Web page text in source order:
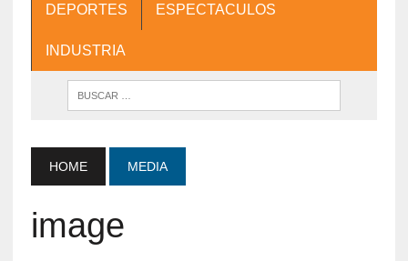
DEPORTES ESPECTACULOS
INDUSTRIA
HOME MEDIA
image